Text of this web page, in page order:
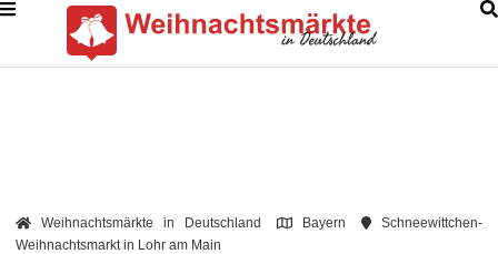
Weihnachtsmärkte in Deutschland Bayern
Schneewittchen-
Weihnachtsmarkt in Lohr am Main